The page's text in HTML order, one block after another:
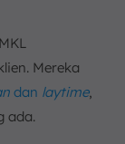
Mereka
dan laytime,
ada.